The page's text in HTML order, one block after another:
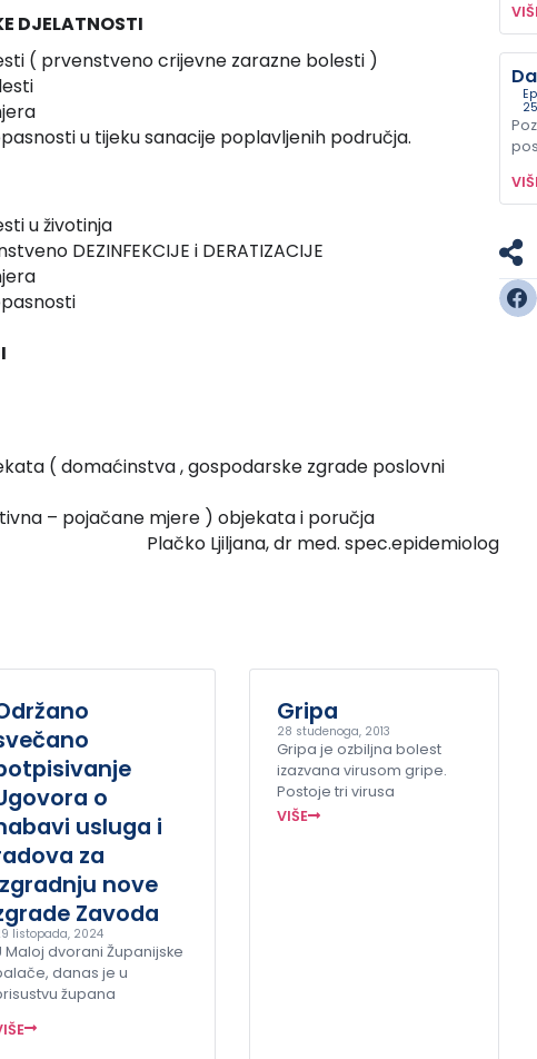
DJELATNOSTI
( prvenstveno crijevne zarazne bolesti )
u tijeku sanacije poplavljenih područja.
u životinja
DEZINFEKCIJE i DERATIZACIJE
( domaćinstva , gospodarske zgrade poslovni
– pojačane mjere ) objekata i poručja
Plačko Ljiljana, dr med. spec.epidemiolog
o
usluga i
za
nove
Zavoda
listopada, 2024
Maloj dvorani Županijske
danas je u
župana
Gripa
28 studenoga, 2013
Gripa je ozbiljna bolest
izazvana virusom gripe.
Postoje tri virusa
VIŠE